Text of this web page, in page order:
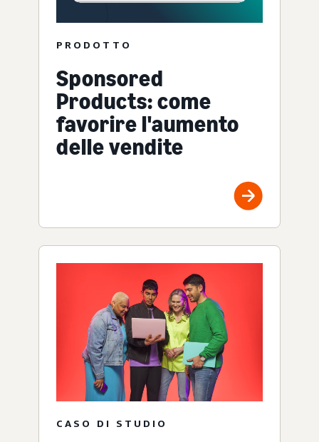
PRODOTTO
Sponsored
Products: come
favorire l'aumento
delle vendite
CASO DI STUDIO